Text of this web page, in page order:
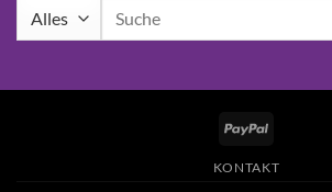
PayPal
KONTAKT